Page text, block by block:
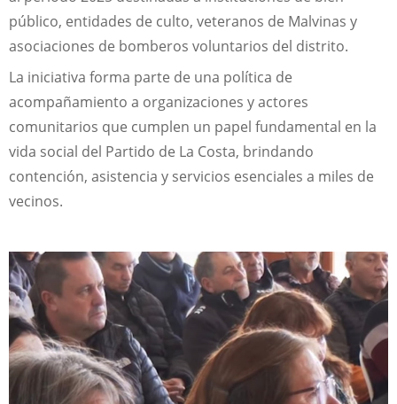
público, entidades de culto, veteranos de Malvinas y
asociaciones de bomberos voluntarios del distrito.
La iniciativa forma parte de una política de
acompañamiento a organizaciones y actores
comunitarios que cumplen un papel fundamental en la
vida social del Partido de La Costa, brindando
contención, asistencia y servicios esenciales a miles de
vecinos.